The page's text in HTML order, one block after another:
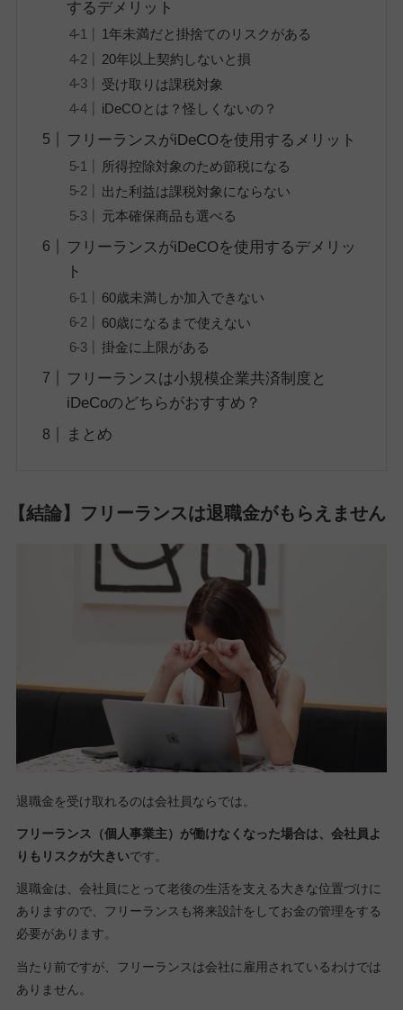
するデメリット
1年未満だと掛捨てのリスクがある
20年以上契約しないと損
受け取りは課税対象
iDeCOとは？怪しくないの？
フリーランスがiDeCOを使用するメリット
所得控除対象のため節税になる
出た利益は課税対象にならない
元本確保商品も選べる
フリーランスがiDeCOを使用するデメリッ
ト
60歳未満しか加入できない
60歳になるまで使えない
掛金に上限がある
フリーランスは小規模企業共済制度と
iDeCoのどちらがおすすめ？
まとめ
【結論】フリーランスは退職金がもらえません
退職金を受け取れるのは会社員ならでは。
フリーランス（個人事業主）が働けなくなった場合は、会社員よ
りもリスクが大きいです。
退職金は、会社員にとって老後の生活を支える大きな位置づけに
ありますので、フリーランスも将来設計をしてお金の管理をする
必要があります。
当たり前ですが、フリーランスは会社に雇用されているわけでは
ありません。